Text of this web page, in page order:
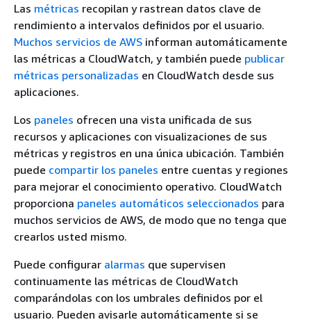
Las métricas recopilan y rastrean datos clave de
rendimiento a intervalos definidos por el usuario.
Muchos servicios de AWS informan automáticamente
las métricas a CloudWatch, y también puede publicar
métricas personalizadas en CloudWatch desde sus
aplicaciones.
Los paneles ofrecen una vista unificada de sus
recursos y aplicaciones con visualizaciones de sus
métricas y registros en una única ubicación. También
puede compartir los paneles entre cuentas y regiones
para mejorar el conocimiento operativo. CloudWatch
proporciona paneles automáticos seleccionados para
muchos servicios de AWS, de modo que no tenga que
crearlos usted mismo.
Puede configurar alarmas que supervisen
continuamente las métricas de CloudWatch
comparándolas con los umbrales definidos por el
usuario. Pueden avisarle automáticamente si se